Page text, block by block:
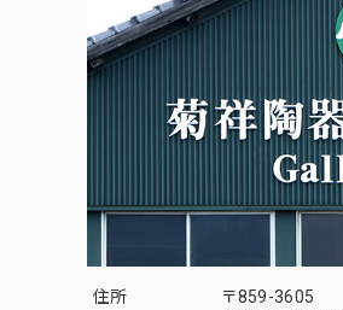
住所
〒859-3605